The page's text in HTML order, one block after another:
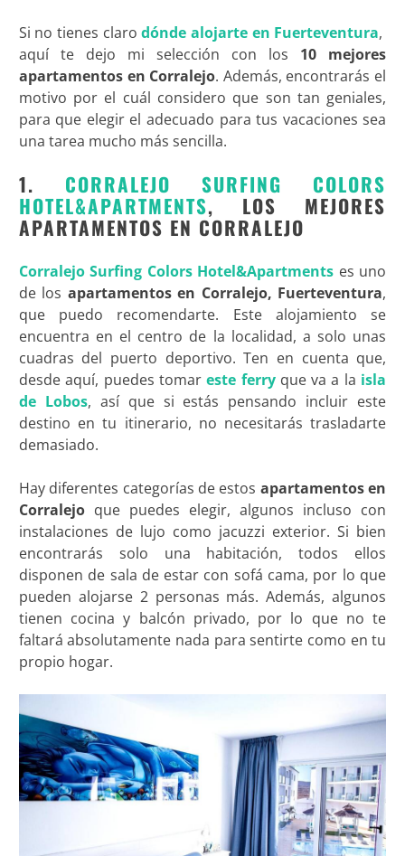
Si no tienes clarodónde alojarte en Fuerteventura,
aquí te dejo mi selección con los 10 mejores
apartamentos en Corralejo. Además, encontrarás el
motivo por el cuál considero que son tan geniales,
para que elegir el adecuado para tus vacaciones sea
una tarea mucho más sencilla.
1. CORRALEJO SURFING COLORS
HOTEL&APARTMENTS, LOS MEJORES
APARTAMENTOS EN CORRALEJO
Corralejo Surfing Colors Hotel&Apartments es uno
de los apartamentos en Corralejo, Fuerteventura,
que puedo recomendarte. Este alojamiento se
encuentra en el centro de la localidad, a solo unas
cuadras del puerto deportivo. Ten en cuenta que,
desde aquí, puedes tomareste ferryque va a la isla
de Lobos, así que si estás pensando incluir este
destino en tu itinerario, no necesitarás trasladarte
demasiado.
Hay diferentes categorías de estos apartamentos en
Corralejo que puedes elegir, algunos incluso con
instalaciones de lujo como jacuzzi exterior. Si bien
encontrarás solo una habitación, todos ellos
disponen de sala de estar con sofá cama, por lo que
pueden alojarse 2 personas más. Además, algunos
tienen cocina y balcón privado, por lo que no te
faltará absolutamente nada para sentirte como en tu
propio hogar.